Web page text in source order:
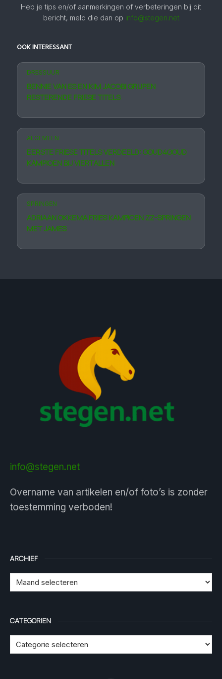
Heb je tips en/of aanmerkingen of verbeteringen bij dit
bericht, meld die dan op info@stegen.net
OOK INTERESSANT
DRESSUUR
BENNIE VAN ES EN KIM JACOBI GRIJPEN
RESTERENDE FRIESE TITELS
ALGEMEEN
EERSTE FRIESE TITELS VERDEELD: GOUD4GOUD
KAMPIOEN BIJ VIERTALLEN
SPRINGEN
ADRIAAN OKKEMA FRIES KAMPIOEN ZZ-SPRINGEN
MET JAMES
info@stegen.net
Overname van artikelen en/of foto’s is zonder
toestemming verboden!
ARCHIEF
CATEGORIEN